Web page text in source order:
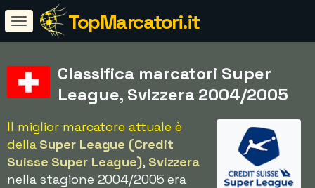
TopMarcatori.it
Classifica marcatori Super
League, Svizzera 2004/2005
Il miglior marcatore attuale è
della Super League (Credit
Suisse Super League), Svizzera
nella stagione 2004/2005 era